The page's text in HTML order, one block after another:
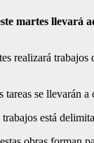
martes llevará
realizará
tareas se llevarán a
está